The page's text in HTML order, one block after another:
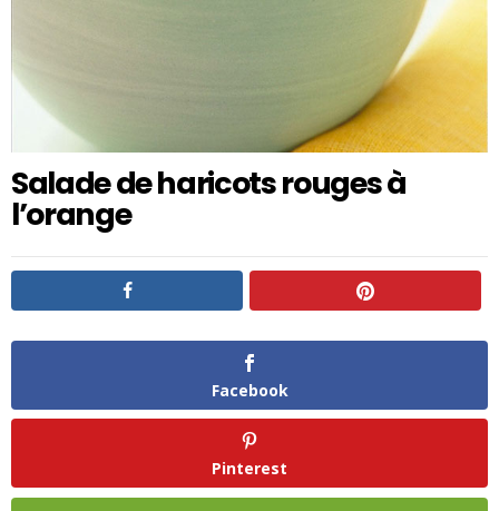
Salade de haricots rouges à
l’orange
Facebook
Pinterest